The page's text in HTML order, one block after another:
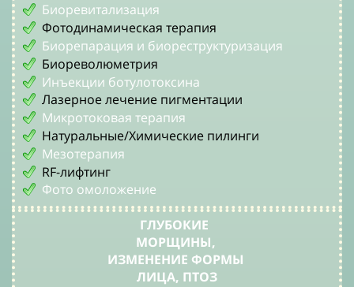
Биоревитализация
Фотодинамическая терапия
Биорепарация и биореструктуризация
Биореволюметрия
Инъекции ботулотоксина
Лазерное лечение пигментации
Микротоковая терапия
Натуральные/Химические пилинги
Мезотерапия
RF-лифтинг
Фото омоложение
ГЛУБОКИЕ
МОРЩИНЫ,
ИЗМЕНЕНИЕ ФОРМЫ
ЛИЦА, ПТОЗ